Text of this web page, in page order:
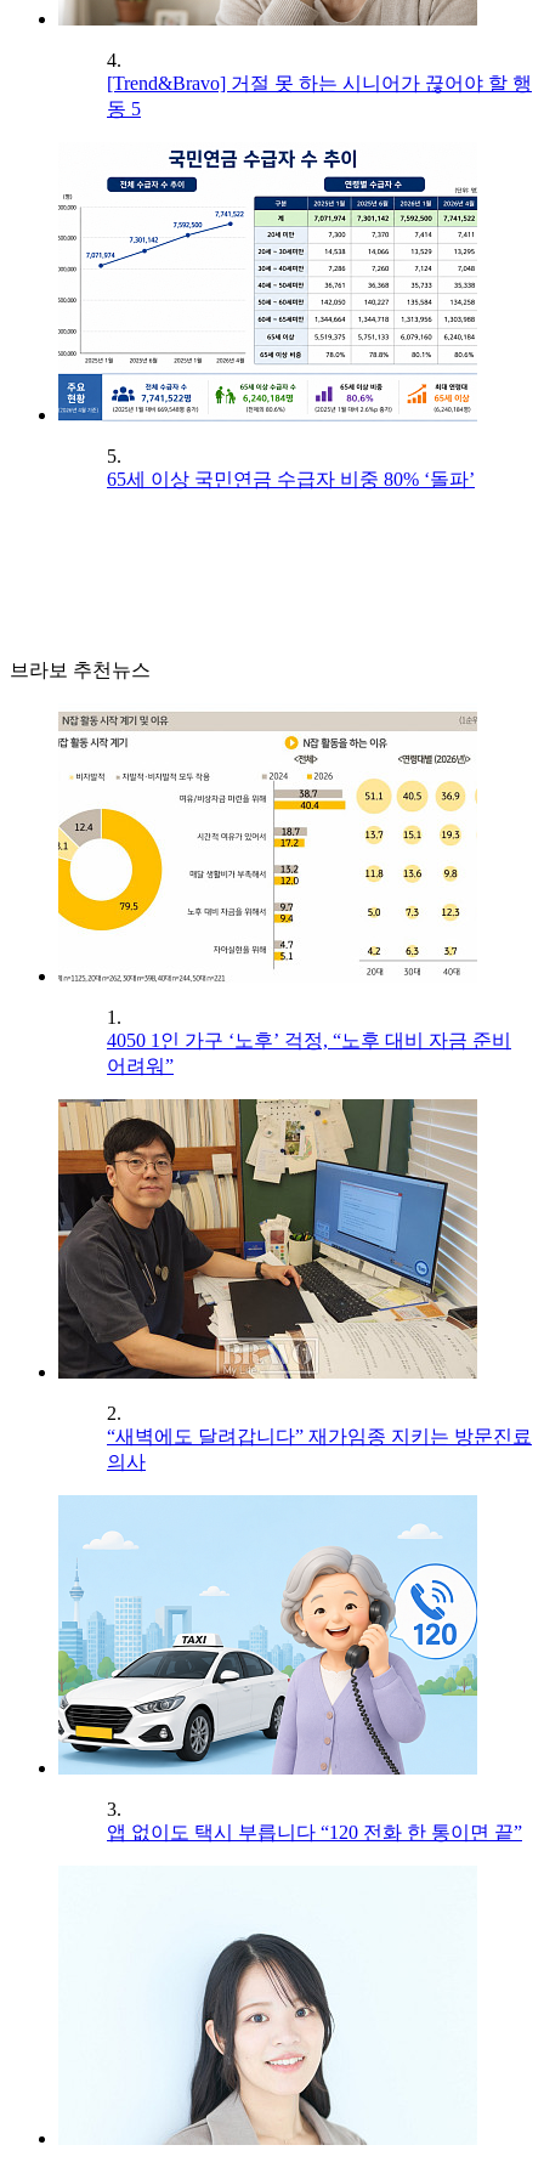
4.
[Trend&Bravo] 거절 못 하는 시니어가 끊어야 할 행
동 5
5.
65세 이상 국민연금 수급자 비중 80% ‘돌파’
브라보 추천뉴스
1.
4050 1인 가구 ‘노후’ 걱정, “노후 대비 자금 준비
어려워”
2.
“새벽에도 달려갑니다” 재가임종 지키는 방문진료
의사
3.
앱 없이도 택시 부릅니다 “120 전화 한 통이면 끝”